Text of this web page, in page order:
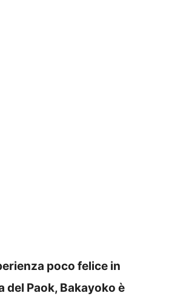
poco felice in
del Paok, Bakayoko è